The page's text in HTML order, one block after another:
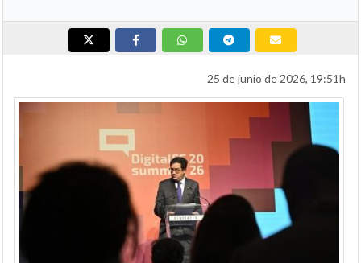
25 de junio de 2026, 19:51h